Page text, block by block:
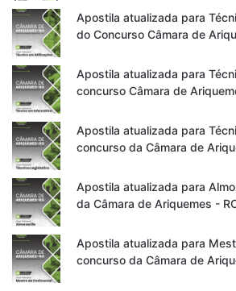
Apostila atualizada para
do Concurso Câmara de
Apostila atualizada para
concurso Câmara de
Apostila atualizada para
concurso da Câmara de
Apostila atualizada para
da Câmara de Ariquemes -
Apostila atualizada para
concurso da Câmara de